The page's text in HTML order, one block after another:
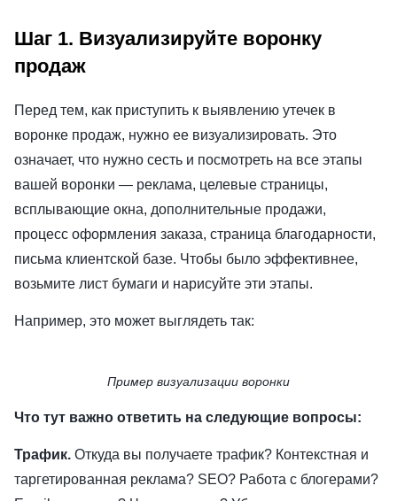
Шаг 1. Визуализируйте воронку
продаж
Перед тем, как приступить к выявлению утечек в
воронке продаж, нужно ее визуализировать. Это
означает, что нужно сесть и посмотреть на все этапы
вашей воронки — реклама, целевые страницы,
всплывающие окна, дополнительные продажи,
процесс оформления заказа, страница благодарности,
письма клиентской базе. Чтобы было эффективнее,
возьмите лист бумаги и нарисуйте эти этапы.
Например, это может выглядеть так:
Пример визуализации воронки
Что тут важно ответить на следующие вопросы:
Трафик. Откуда вы получаете трафик? Контекстная и
таргетированная реклама? SEO? Работа с блогерами?